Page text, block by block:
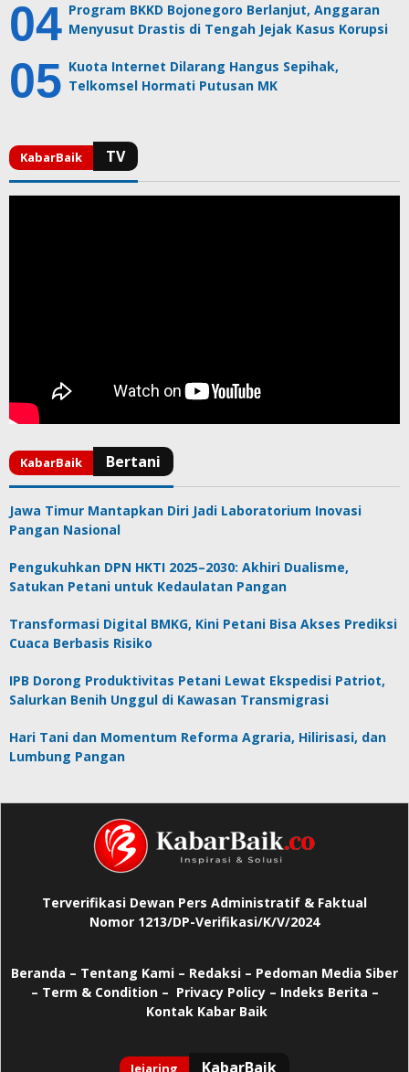
Program BKKD Bojonegoro Berlanjut, Anggaran
Menyusut Drastis di Tengah Jejak Kasus Korupsi
Kuota Internet Dilarang Hangus Sepihak,
Telkomsel Hormati Putusan MK
Jawa Timur Mantapkan Diri Jadi Laboratorium Inovasi
Pangan Nasional
Pengukuhkan DPN HKTI 2025–2030: Akhiri Dualisme,
Satukan Petani untuk Kedaulatan Pangan
Transformasi Digital BMKG, Kini Petani Bisa Akses Prediksi
Cuaca Berbasis Risiko
IPB Dorong Produktivitas Petani Lewat Ekspedisi Patriot,
Salurkan Benih Unggul di Kawasan Transmigrasi
Hari Tani dan Momentum Reforma Agraria, Hilirisasi, dan
Lumbung Pangan
Terverifikasi Dewan Pers Administratif & Faktual
Nomor 1213/DP-Verifikasi/K/V/2024
Beranda – Tentang Kami – Redaksi – Pedoman Media Siber
– Term & Condition – Privacy Policy– Indeks Berita –
Kontak Kabar Baik